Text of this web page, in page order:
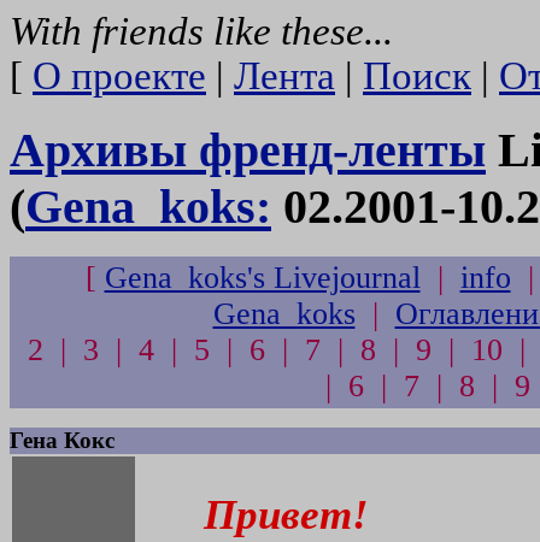
With friends like these...
[ О проекте | Лента | Поиск |
Архивы френд-ленты
(Gena_koks: 02.2001-
[ Gena_koks's Livejournal| info
Gena_koks |
2 | 3 | 4 | 5 | 6 | 7 | 8 | 9 | 10 |
| 6 | 7 | 8 |
Гена Кокс
Привет!